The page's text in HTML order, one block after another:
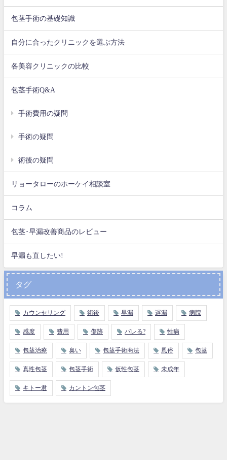
包茎手術の基礎知識
自分に合ったクリニックを選ぶ方法
各美容クリニックの比較
包茎手術Q&A
手術費用の疑問
手術の疑問
術後の疑問
リョータローのホーケイ相談室
コラム
包茎･早漏改善商品のレビュー
早漏も直したい!
タグ
カウンセリング 術後 早漏 遅漏 病院
感度 費用 傷跡 バレる? 性病
包茎治療 臭い 包茎手術商法 風俗 包茎
真性包茎 包茎手術 仮性包茎 未成年
キトー君 カントン包茎